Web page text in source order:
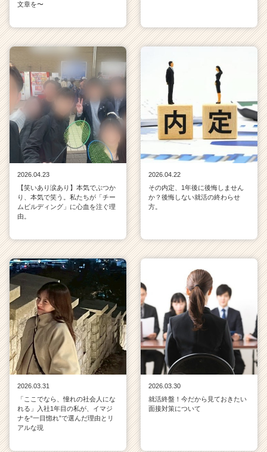
文章を〜
2026.04.23
【笑いあり涙あり】本気でぶつか
り、本気で笑う。私たちが「チー
ムビルディング」に心血を注ぐ理
由。
2026.04.22
その内定、1年後に後悔しません
か？後悔しない就活の終わらせ
方。
2026.03.31
「ここでなら、憧れの社会人にな
れる」入社1年目の私が、イマジ
ナを“一目惚れ”で選んだ理由とリ
アルな現
2026.03.30
就活終盤！今だから見ておきたい
面接対策について